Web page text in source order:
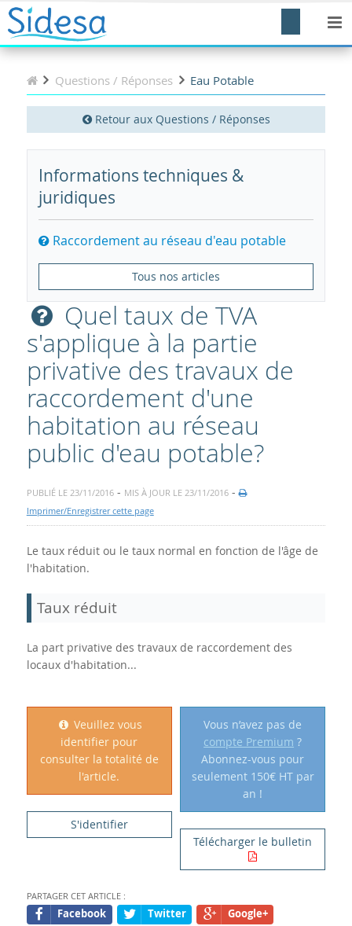
Questions / Réponses Eau Potable
Retour aux Questions / Réponses
Informations techniques &
juridiques
Raccordement au réseau d'eau potable
Tous nos articles
Quel taux de TVA
s'applique à la partie
privative des travaux de
raccordement d'une
habitation au réseau
public d'eau potable?
PUBLIÉ LE 23/11/2016- MIS À JOUR LE 23/11/2016-
Imprimer/Enregistrer cette page
Le taux réduit ou le taux normal en fonction de l'âge de
l'habitation.
Taux réduit
La part privative des travaux de raccordement des
locaux d'habitation...
Veuillez vous
identifier pour
consulter la totalité de
l'article.
S'identifier
Vous n’avez pas de
compte Premium ?
Abonnez-vous pour
seulement 150€ HT par
an !
Télécharger le bulletin
PARTAGER CET ARTICLE :
Facebook Twitter
Google+